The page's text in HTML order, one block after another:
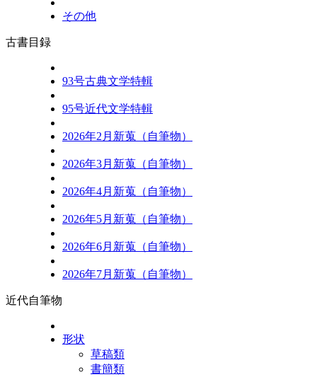
その他
古書目録
93号古典文学特輯
95号近代文学特輯
2026年2月新蒐（自筆物）
2026年3月新蒐（自筆物）
2026年4月新蒐（自筆物）
2026年5月新蒐（自筆物）
2026年6月新蒐（自筆物）
2026年7月新蒐（自筆物）
近代自筆物
形状
草稿類
書簡類